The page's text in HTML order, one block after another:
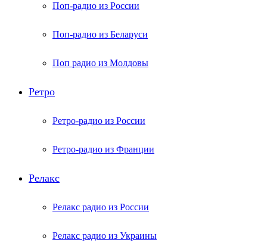
Поп-радио из России
Поп-радио из Беларуси
Поп радио из Молдовы
Ретро
Ретро-радио из России
Ретро-радио из Франции
Релакс
Релакс радио из России
Релакс радио из Украины